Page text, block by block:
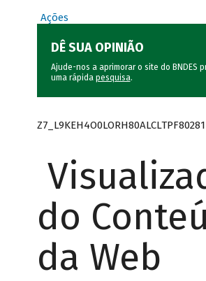
Ações
DÊ SUA OPINIÃO
Ajude-nos a aprimorar o site do BNDES
uma rápida pesquisa.
Z7_L9KEH4O0LORH80ALCLTPF80281
do
da Web